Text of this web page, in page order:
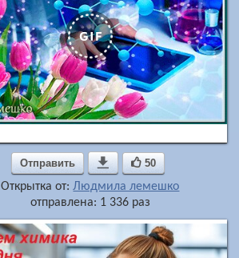
Отправить  50
Открытка от:Людмила лемешко
отправлена: 1 336 раз